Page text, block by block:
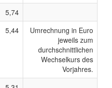
5,74
5,44
Umrechnung in Euro
jeweils zum
durchschnittlichen
Wechselkurs des
Vorjahres.